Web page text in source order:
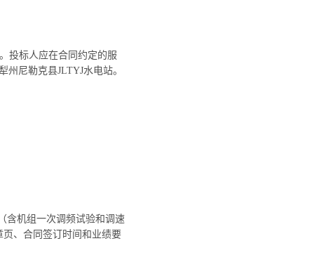
投标人 应在合同约定的服
尼勒克县JLTYJ水电站。
含机组一次调频试验和调速
、合同签订时间和业绩要